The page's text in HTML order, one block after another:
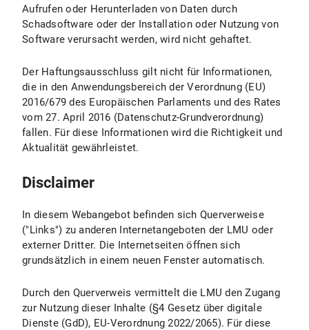
Aufrufen oder Herunterladen von Daten durch
Schadsoftware oder der Installation oder Nutzung von
Software verursacht werden, wird nicht gehaftet.
Der Haftungsausschluss gilt nicht für Informationen,
die in den Anwendungsbereich der Verordnung (EU)
2016/679 des Europäischen Parlaments und des Rates
vom 27. April 2016 (Datenschutz-Grundverordnung)
fallen. Für diese Informationen wird die Richtigkeit und
Aktualität gewährleistet.
Disclaimer
In diesem Webangebot befinden sich Querverweise
("Links") zu anderen Internetangeboten der LMU oder
externer Dritter. Die Internetseiten öffnen sich
grundsätzlich in einem neuen Fenster automatisch.
Durch den Querverweis vermittelt die LMU den Zugang
zur Nutzung dieser Inhalte (§4 Gesetz über digitale
Dienste (GdD), EU-Verordnung 2022/2065). Für diese